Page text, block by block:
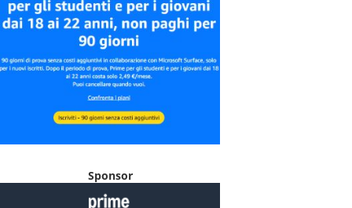
Sponsor